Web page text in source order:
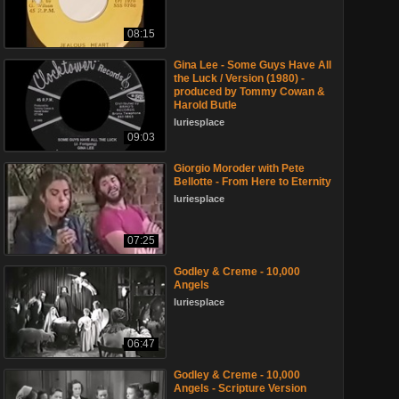
08:15
09:03
Gina Lee - Some Guys Have All
the Luck / Version (1980) -
produced by Tommy Cowan &
Harold Butle
luriesplace
07:25
Giorgio Moroder with Pete
Bellotte - From Here to Eternity
luriesplace
06:47
Godley & Creme - 10,000
Angels
luriesplace
Godley & Creme - 10,000
Angels - Scripture Version